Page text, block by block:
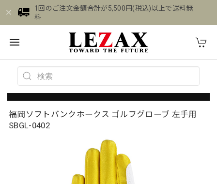
1回のご注文金額合計が5,500円(税込)以上で送料無
料
福岡ソフトバンクホークス ゴルフグローブ 左手用
SBGL-0402